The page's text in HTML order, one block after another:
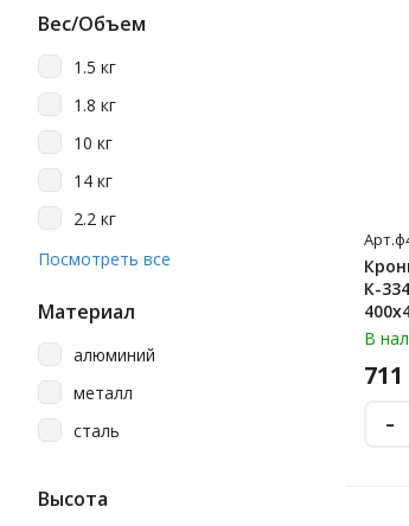
Вес/Объем
1.5 кг
1.8 кг
10 кг
14 кг
2.2 кг
20 кг
Посмотреть все
Материал
алюминий
металл
сталь
Высота
Арт.
К-
В
711
-